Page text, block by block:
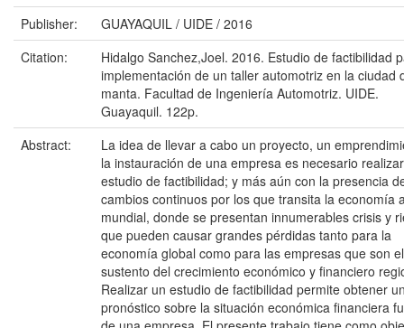
Publisher:
GUAYAQUIL / UIDE / 2016
Citation:
Hidalgo Sanchez,Joel. 2016. Estudio de factibilidad
implementación de un taller automotriz en la ciudad
manta. Facultad de Ingeniería Automotriz. UIDE.
Guayaquil. 122p.
Abstract:
La idea de llevar a cabo un proyecto, un
la instauración de una empresa es necesario
estudio de factibilidad; y más aún con la presencia
cambios continuos por los que transita la economía
mundial, donde se presentan innumerables crisis y
que pueden causar grandes pérdidas tanto para la
economía global como para las empresas que son el
sustento del crecimiento económico y financiero
Realizar un estudio de factibilidad permite obtener
pronóstico sobre la situación económica financiera